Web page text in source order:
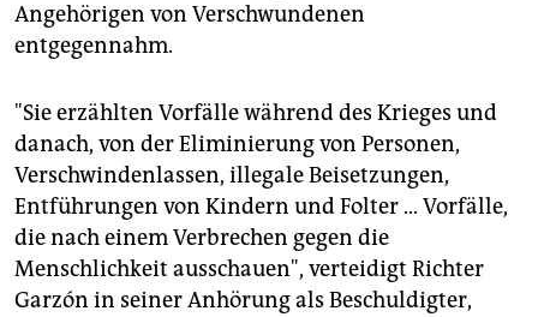
Angehörigen von Verschwundenen
entgegennahm.
"Sie erzählten Vorfälle während des Krieges und
danach, von der Eliminierung von Personen,
Verschwindenlassen, illegale Beisetzungen,
Entführungen von Kindern und Folter ... Vorfälle,
die nach einem Verbrechen gegen die
Menschlichkeit ausschauen", verteidigt Richter
Garzón in seiner Anhörung als Beschuldigter,